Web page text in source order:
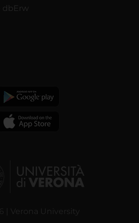
dbErw
| Verona University